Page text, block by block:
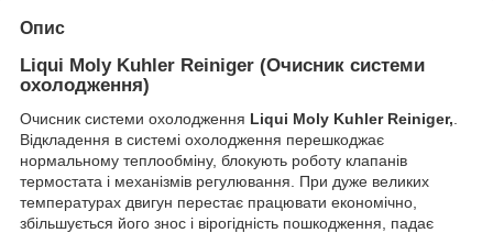
Опис
Liqui Moly Kuhler Reiniger (Очисник системи
охолодження)
Очисник системи охолодження Liqui Moly Kuhler Reiniger,
Відкладення в системі охолодження перешкоджає
нормальному теплообміну, блокують роботу клапанів
термостата і механізмів регулювання. При дуже великих
температурах двигун перестає працювати економічно,
збільшується його знос і вірогідність пошкодження, падає